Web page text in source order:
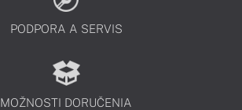
PODPORA A SERVIS
MOŽNOSTI DORUČENIA